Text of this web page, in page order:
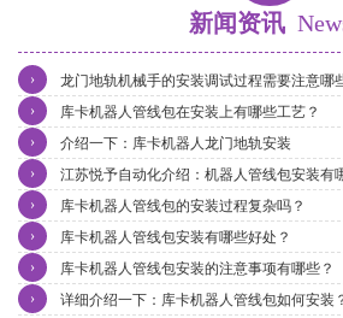
新闻资讯
龙门地轨机械手的安装调试过程需要注意哪
›
库卡机器人管线包在安装上有哪些工艺？
›
介绍一下：库卡机器人龙门地轨安装
›
江苏悦予自动化介绍：机器人管线包安装有
›
库卡机器人管线包的安装过程复杂吗？
›
库卡机器人管线包安装有哪些好处？
›
库卡机器人管线包安装的注意事项有哪些？
›
详细介绍一下：库卡机器人管线包如何安装
›